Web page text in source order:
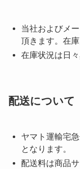
当社およびメ
頂きます。在
在庫状況は日
配送について
ヤマト運輸宅
となります。
配送料は商品